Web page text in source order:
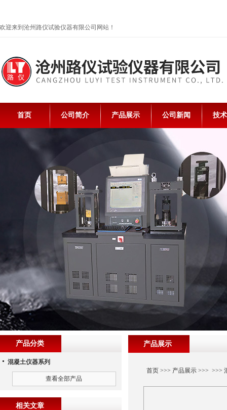
欢迎来到沧州路仪试验仪器有限公司网站！
首页 公司简介 产品展示 公司新闻 技
产品展示
首页>>> 产品展示>>> >>>
产品分类
混凝土仪器系列
查看全部产品
相关文章